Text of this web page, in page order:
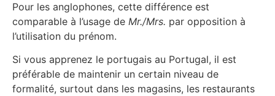
Pour les anglophones, cette différence est
comparable à l’usage de Mr./Mrs. par opposition à
l’utilisation du prénom.
Si vous apprenez le portugais au Portugal, il est
préférable de maintenir un certain niveau de
formalité, surtout dans les magasins, les restaurants